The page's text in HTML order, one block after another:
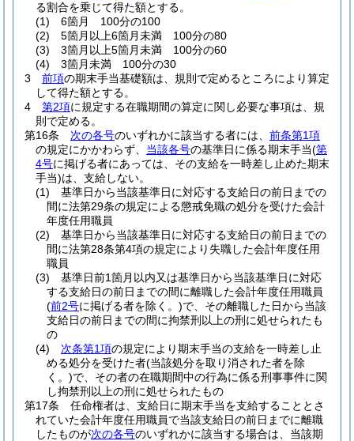
る割合を乗じて得た額とする。
(1)
6箇月 100分の100
(2)
5箇月以上6箇月未満 100分の80
(3)
3箇月以上5箇月未満 100分の60
(4)
3箇月未満 100分の30
3
前項の期末手当基礎額は、規則で定めるところにより算定
して得た額とする。
4
第2項に規定する在職期間の算定に関し必要な事項は、規
則で定める。
第16条
次の各号のいずれかに該当する者には、 前条第1項
の規定にかかわらず、 当該各号の基準日に係る期末手当(第
4号に掲げる者にあっては、その支給を一時差し止めた期末
手当)は、支給しない。
(1)
基準日から当該基準日に対応する支給日の前日までの
間に法第29条の規定による懲戒免職の処分を受けた会計
年度任用職員
(2)
基準日から当該基準日に対応する支給日の前日までの
間に法第28条第4項の規定により失職した会計年度任用
職員
(3)
基準日前1箇月以内又は基準日から当該基準日に対応
する支給日の前日までの間に離職した会計年度任用職員
(前2号に掲げる者を除く。)で、その離職した日から当該
支給日の前日までの間に拘禁刑以上の刑に処せられたも
の
(4)
次条第1項の規定により期末手当の支給を一時差し止
める処分を受けた者(当該処分を取り消された者を除
く。)で、その者の在職期間中の行為に係る刑事事件に関
し拘禁刑以上の刑に処せられたもの
第17条
任命権者は、支給日に期末手当を支給することとさ
れていた会計年度任用職員で当該支給日の前日までに離職
したものが次の各号のいずれかに該当する場合は、当該期